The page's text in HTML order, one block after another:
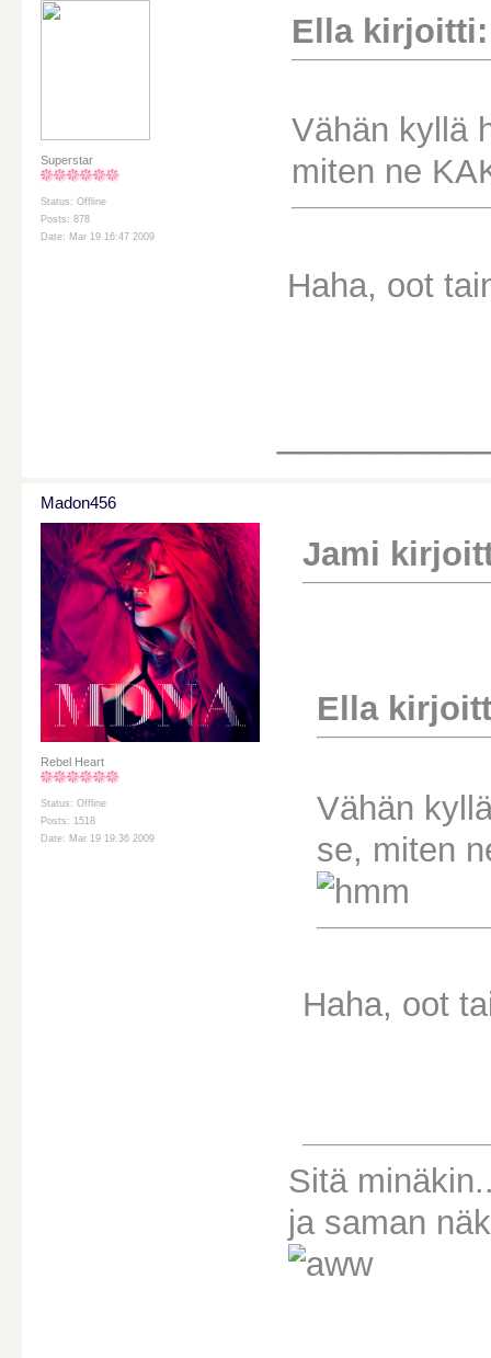
Superstar
Status: Offline
Posts: 878
Date: Mar 19 16:47 2009
Ella kirjoitti:
Vähän kyllä
miten ne
Haha, oot
Madon456
Rebel Heart
Status: Offline
Posts: 1518
Date: Mar 19 19:36 2009
Jami
Ella
Vähän
se, miten
Haha, oot
Sitä
ja saman